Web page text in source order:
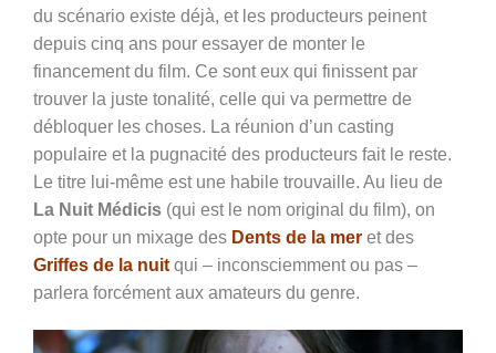
du scénario existe déjà, et les producteurs peinent
depuis cinq ans pour essayer de monter le
financement du film. Ce sont eux qui finissent par
trouver la juste tonalité, celle qui va permettre de
débloquer les choses. La réunion d’un casting
populaire et la pugnacité des producteurs fait le reste.
Le titre lui-même est une habile trouvaille. Au lieu de
La Nuit Médicis (qui est le nom original du film), on
opte pour un mixage des Dents de la mer et des
Griffes de la nuit qui – inconsciemment ou pas –
parlera forcément aux amateurs du genre.